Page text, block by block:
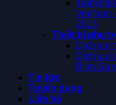
Trạm
Vonfram
2013
Thiết bị phụ
Dịch vụ
Dịch vụ
Bình
Tin tức
Tuyển dụng
Liên hệ